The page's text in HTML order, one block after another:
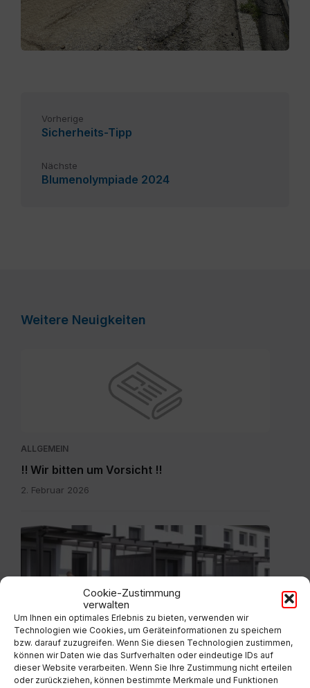
Cookie-Zustimmung
verwalten
Um Ihnen ein optimales Erlebnis zu bieten, verwenden wir
Technologien wie Cookies, um Geräteinformationen zu speichern
bzw. darauf zuzugreifen. Wenn Sie diesen Technologien zustimmen,
können wir Daten wie das Surfverhalten oder eindeutige IDs auf
dieser Website verarbeiten. Wenn Sie Ihre Zustimmung nicht erteilen
oder zurückziehen, können bestimmte Merkmale und Funktionen
Vorherige
Sicherheits-Tipp
Nächste
Blumenolympiade 2024
Weitere Neuigkeiten
ALLGEMEIN
!! Wir bitten um Vorsicht !!
2. Februar 2026
20251111_Flyer.pdf
ALLGEMEIN
Reihenhausanlage Tschierweg – Ihr Zuhause
am Millstätter See
24. November 2025